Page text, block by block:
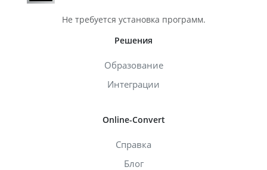
Не требуется установка программ.
Решения
Образование
Интеграции
Online-Convert
Справка
Блог